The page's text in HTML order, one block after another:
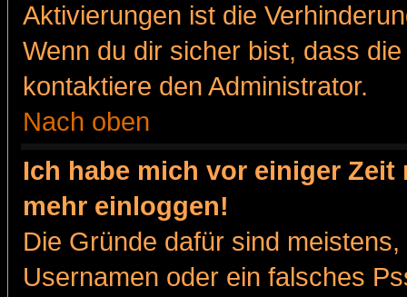
Aktivierungen ist die
Wenn du dir sicher bist, dass
kontaktiere den Administrator.
Nach oben
Ich habe mich vor einiger
mehr einloggen!
Die Gründe dafür sind
Usernamen oder ein falsches